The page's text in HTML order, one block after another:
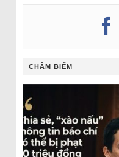
CHÂM BIẾM